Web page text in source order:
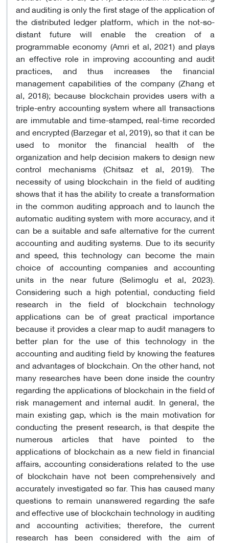
and auditing is only the first stage of the application of
the distributed ledger platform, which in the not-so-
distant future will enable the creation of a
programmable economy (Amri et al, 2021) and plays
an effective role in improving accounting and audit
practices, and thus increases the financial
management capabilities of the company (Zhang et
al, 2018); because blockchain provides users with a
triple-entry accounting system where all transactions
are immutable and time-stamped, real-time recorded
and encrypted (Barzegar et al, 2019), so that it can be
used to monitor the financial health of the
organization and help decision makers to design new
control mechanisms (Chitsaz et al, 2019). The
necessity of using blockchain in the field of auditing
shows that it has the ability to create a transformation
in the common auditing approach and to launch the
automatic auditing system with more accuracy, and it
can be a suitable and safe alternative for the current
accounting and auditing systems. Due to its security
and speed, this technology can become the main
choice of accounting companies and accounting
units in the near future (Selimoglu et al, 2023).
Considering such a high potential, conducting field
research in the field of blockchain technology
applications can be of great practical importance
because it provides a clear map to audit managers to
better plan for the use of this technology in the
accounting and auditing field by knowing the features
and advantages of blockchain. On the other hand, not
many researches have been done inside the country
regarding the applications of blockchain in the field of
risk management and internal audit. In general, the
main existing gap, which is the main motivation for
conducting the present research, is that despite the
numerous articles that have pointed to the
applications of blockchain as a new field in financial
affairs, accounting considerations related to the use
of blockchain have not been comprehensively and
accurately investigated so far. This has caused many
questions to remain unanswered regarding the safe
and effective use of blockchain technology in auditing
and accounting activities; therefore, the current
research has been considered with the aim of